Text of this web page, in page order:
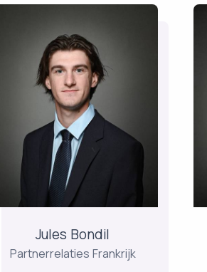
Jules Bondil
Partnerrelaties Frankrijk
Jules Bondil
Partnerrelaties Frankrijk
Jules is afgestudeerd aan
de Gardner-Webb
University in de Verenigde
Staten en is
verantwoordelijk voor het
monitoren en ontwikkelen
vermogensbeheeradviseurs
in Frankrijk.